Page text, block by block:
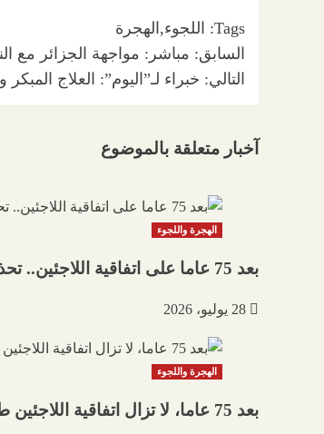
Tags: اللجوء,الهجرة
تصفّح
المقالات
السابق: مباشر: مواجهة الجزائر مع
التالي: خبراء لـ”اليوم”: العلاج
آخبار متعلقة بالموضوع
الهجرة واللجوء
بعد 75 عاما على اتفاقية اللاجئين.. تحذير من تراجع الحق في اللجوء وحملة عالمية لتجديد الوعد بالحماية
28 يوليو، 2026
الهجرة واللجوء
بعد 75 عاما، لا تزال اتفاقية اللاجئين طوق نجاة للملايين